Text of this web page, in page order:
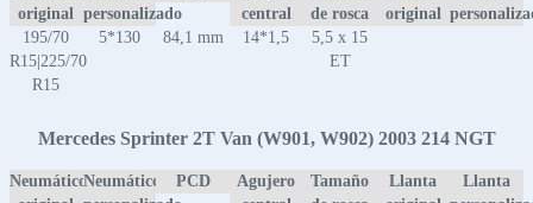
original personalizado
central
de rosca
original
195/70
R15|225/70
R15
5*130 84,1 mm 14*1,5
5,5 x 15
ET
Mercedes Sprinter 2T Van (W901, W902) 2003 214 NGT
NeumáticoNeumático
PCD
Agujero
Tamaño
Llanta
Llanta